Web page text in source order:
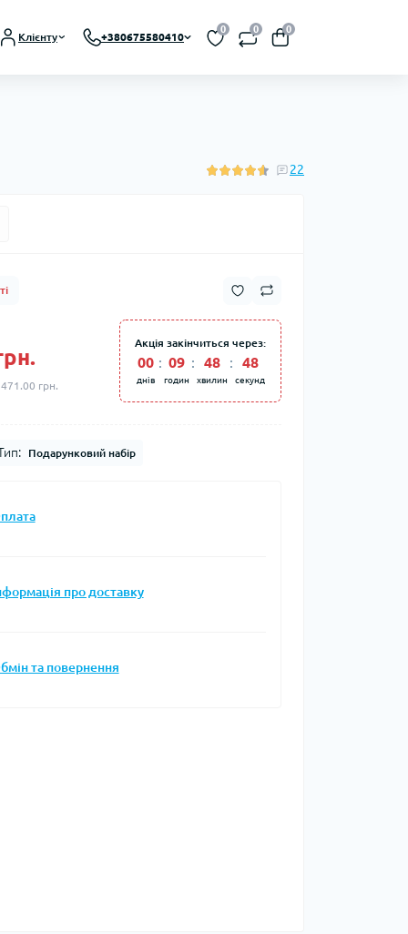
Клієнту +380675580410
0 0 0
22
грн.
Акція закінчиться через:
00
днів
: 09
годин
: 48
хвилин
: 47
секунд
Подарунковий набір
про доставку
та повернення